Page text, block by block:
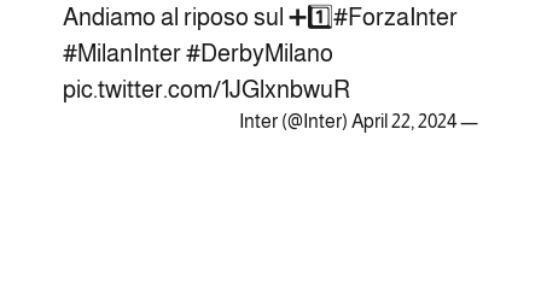
Andiamo al riposo sul ➕1️⃣#ForzaInter
#MilanInter#DerbyMilano
pic.twitter.com/1JGlxnbwuR
— Inter (@Inter)
April 22, 2024